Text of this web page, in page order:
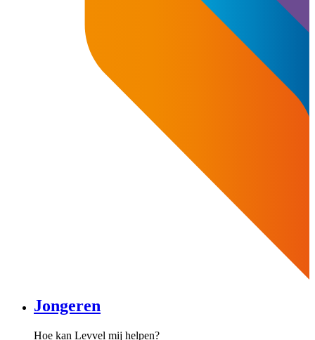
Jongeren
Hoe kan Levvel mij helpen?